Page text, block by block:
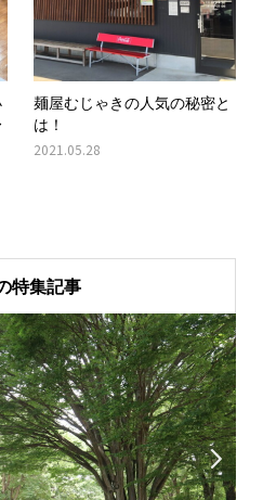
麺屋むじゃきの人気の秘密と
は！
2021.05.28
特集記事
